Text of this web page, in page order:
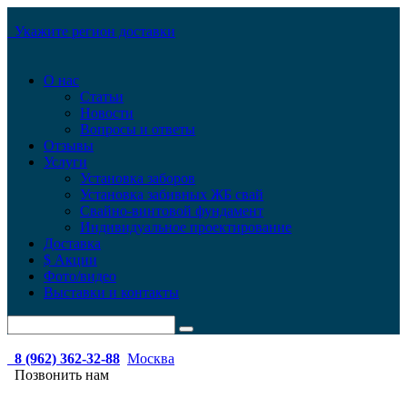
Укажите регион доставки
О нас
Статьи
Новости
Вопросы и ответы
Отзывы
Услуги
Установка заборов
Установка забивных ЖБ свай
Свайно-винтовой фундамент
Индивидуальное проектирование
Доставка
$ Акции
Фото/видео
Выставки и контакты
8 (962) 362-32-88 Москва
Позвонить нам